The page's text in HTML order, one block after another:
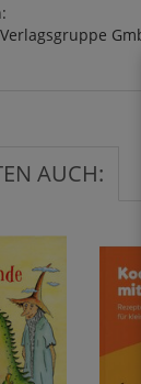
AUCH: